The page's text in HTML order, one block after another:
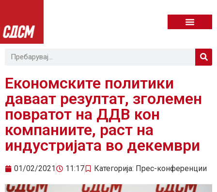
Економските политики
даваат резултат, зголемен
повратот на ДДВ кон
компаниите, раст на
индустријата во декември
01/02/2021 11:17 Категорија: Прес-конференции